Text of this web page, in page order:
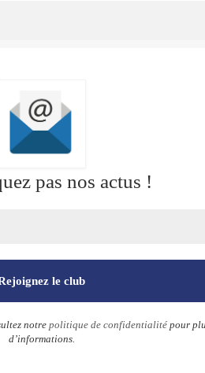
pas nos actus !
notre politique de confidentialité pour
d’informations.